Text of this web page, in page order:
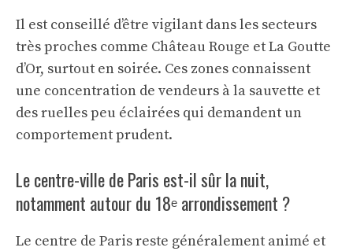
Il est conseillé d’être vigilant dans les secteurs
très proches comme Château Rouge et La Goutte
d’Or, surtout en soirée. Ces zones connaissent
une concentration de vendeurs à la sauvette et
des ruelles peu éclairées qui demandent un
comportement prudent.
Le centre-ville de Paris est-il sûr la nuit,
notamment autour du 18ᵉ arrondissement ?
Le centre de Paris reste généralement animé et